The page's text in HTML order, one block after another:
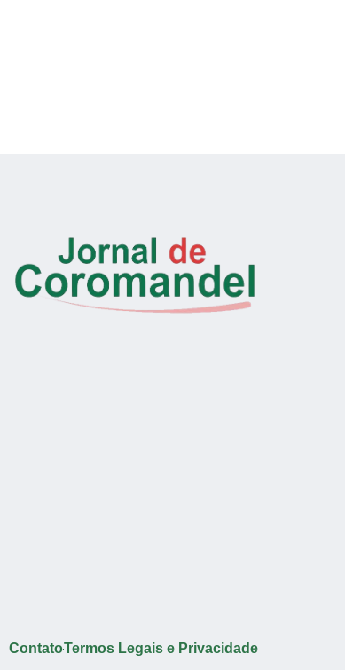
ContatoTermos Legais e Privacidade